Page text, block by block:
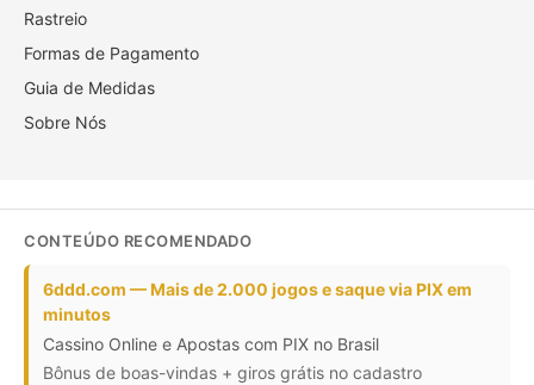
Rastreio
Formas de Pagamento
Guia de Medidas
Sobre Nós
CONTEÚDO RECOMENDADO
6ddd.com — Mais de 2.000 jogos e saque via PIX em
minutos
Cassino Online e Apostas com PIX no Brasil
Bônus de boas-vindas + giros grátis no cadastro